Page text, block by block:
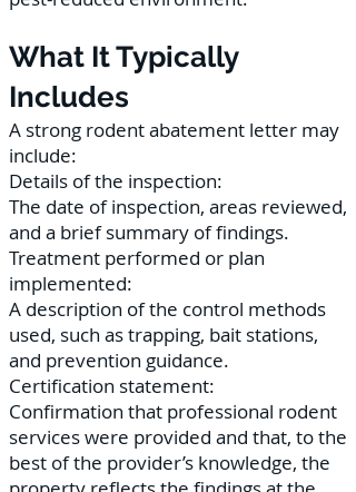
What It Typically
Includes
A strong rodent abatement letter may
include:
Details of the inspection:
The date of inspection, areas reviewed,
and a brief summary of findings.
Treatment performed or plan
implemented:
A description of the control methods
used, such as trapping, bait stations,
and prevention guidance.
Certification statement:
Confirmation that professional rodent
services were provided and that, to the
best of the provider’s knowledge, the